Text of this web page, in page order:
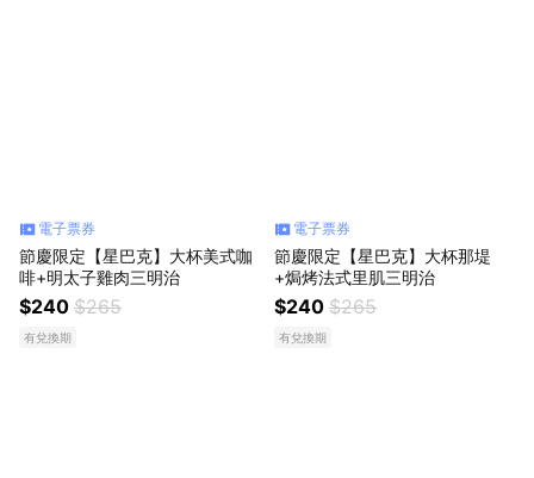
電子票券
節慶限定【星巴克】大杯美式咖
啡+明太子雞肉三明治
$240 $265
有兌換期
電子票券
節慶限定【星巴克】大杯那堤
+焗烤法式里肌三明治
$240 $265
有兌換期